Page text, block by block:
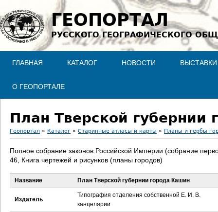
Jump to navigation
ГЕОПОРТАЛ
РУССКОГО ГЕОГРАФИЧЕСКОГО
ГЛАВНАЯ КАТАЛОГ НОВОСТИ ВЫСТАВКИ
О ГЕОПОРТАЛЕ
План Тверской губернии
В
ы
д
Геопортал » Каталог » Старинные атласы и карты » Планы и гербы
Полное собрание законов Российской Империи (собрание
46, Книга чертежей и рисунков (планы городов)
Название План Тверской губернии города Кашин
Издатель
Типография отделения собственной Е. И. В.
канцелярии